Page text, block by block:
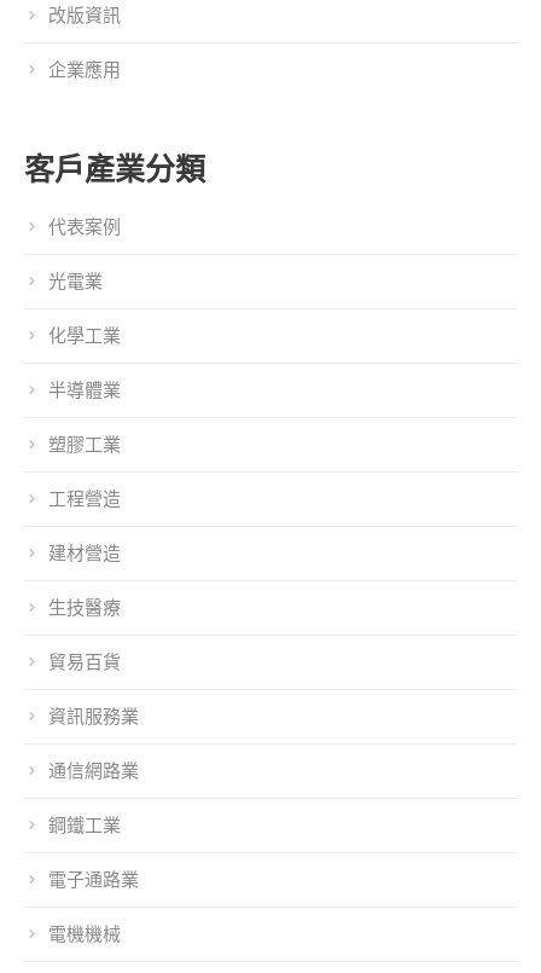
改版資訊
企業應用
客戶產業分類
代表案例
光電業
化學工業
半導體業
塑膠工業
工程營造
建材營造
生技醫療
貿易百貨
資訊服務業
通信網路業
鋼鐵工業
電子通路業
電機機械